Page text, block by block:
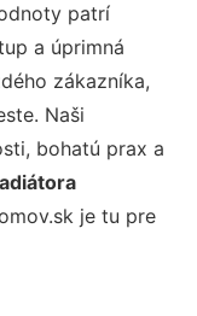
patrí
a úprimná
zákazníka,
Naši
bohatú prax a
je tu pre